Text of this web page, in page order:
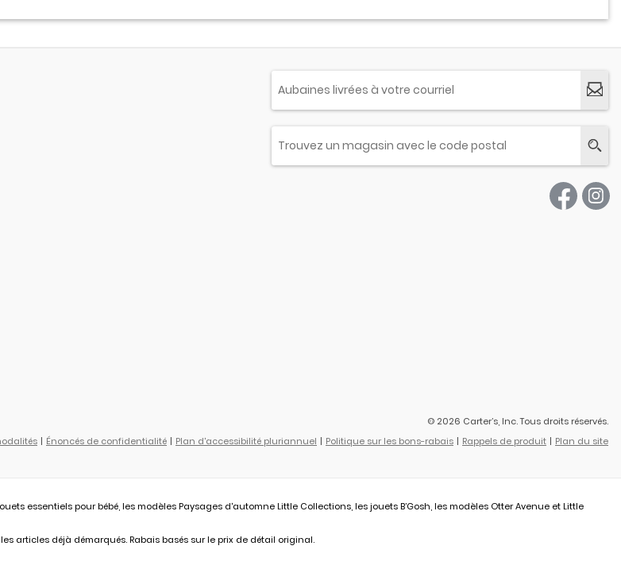
© 2026 Carter’s, Inc. Tous droits réservés.
Énoncés de confidentialité Plan d'accessibilité pluriannuel Politique sur les bons-rabais Rappels de produit Plan du site
essentiels pour bébé, les modèles Paysages d'automne Little Collections, les jouets B’Gosh, les modèles Otter Avenue et Little
les articles déjà démarqués. Rabais basés sur le prix de détail original.